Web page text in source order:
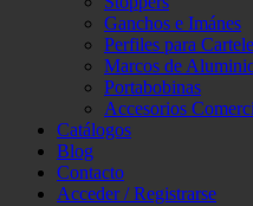
Ganchos e Imánes
Perfiles para
Marcos de
Portabobinas
Accesorios
Catálogos
Blog
Contacto
Acceder / Registrarse